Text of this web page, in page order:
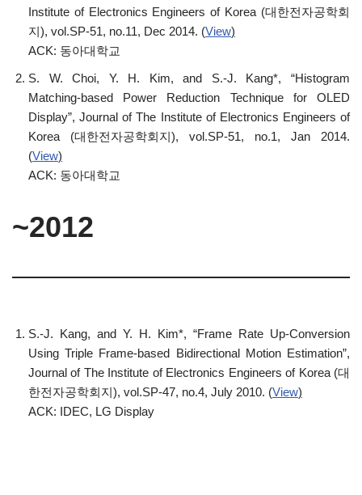
Institute of Electronics Engineers of Korea (대한전자공학회
지), vol.SP-51, no.11, Dec 2014. (View)
ACK: 동아대학교
S. W. Choi, Y. H. Kim, and S.-J. Kang*, “Histogram
Matching-based Power Reduction Technique for OLED
Display”, Journal of The Institute of Electronics Engineers of
Korea (대한전자공학회지), vol.SP-51, no.1, Jan 2014.
(View)
ACK: 동아대학교
~2012
S.-J. Kang, and Y. H. Kim*, “Frame Rate Up-Conversion
Using Triple Frame-based Bidirectional Motion Estimation”,
Journal of The Institute of Electronics Engineers of Korea (대
한전자공학회지), vol.SP-47, no.4, July 2010. (View)
ACK: IDEC, LG Display